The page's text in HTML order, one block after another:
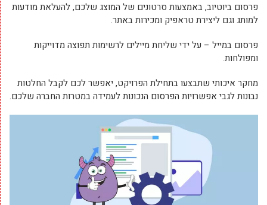
פרסום ביוטיוב, באמצעות סרטונים של המוצג שלכם, להעלאת מודעות
למותג וגם ליצירת טראפיק ומכירות באתר.
פרסום במייל – על ידי שליחת מיילים לרשימות תפוצה מדוייקות
ומפולחות.
מחקר איכותי שתבצעו בתחילת הפרויקט, יאפשר לכם לקבל החלטות
נבונות לגבי אפשרויות הפרסום הנכונות לעמידה במטרות החברה שלכם.